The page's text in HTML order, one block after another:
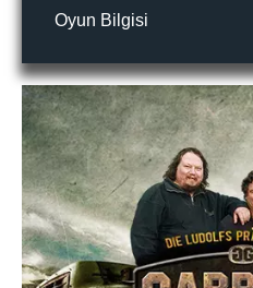
Oyun Bilgisi